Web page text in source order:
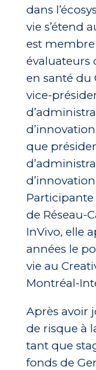
dans
vie s’étend
est membre
évaluateurs
en santé du
vice-
que
Participante
de Réseau-
InVivo, elle
années le
vie au
Montréal-
Après avoir
de risque à
tant que
fonds de